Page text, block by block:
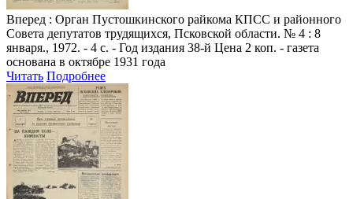
Вперед : Орган Пустошкинского райкома КПСС и районного
Совета депутатов трудящихся, Псковской области. № 4 : 8
января., 1972. - 4 с. - Год издания 38-й Цена 2 коп. - газета
основана в октябре 1931 года
Читать Подробнее